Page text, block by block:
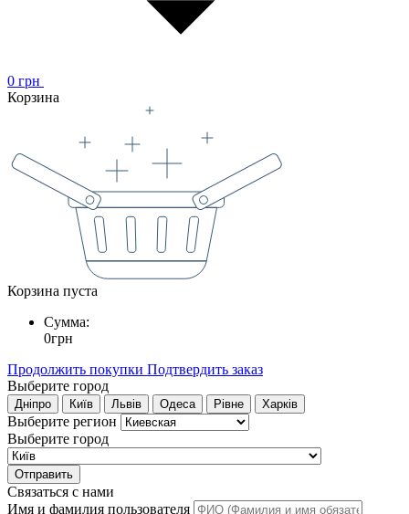
0 грн
Корзина
Корзина пуста
Сумма:
0грн
Продолжить покупки Подтвердить заказ
Выберите город
Дніпро Київ Львів Одеса Рівне Харків
Выберите регион
Выберите город
Отправить
Связаться с нами
Имя и фамилия пользователя